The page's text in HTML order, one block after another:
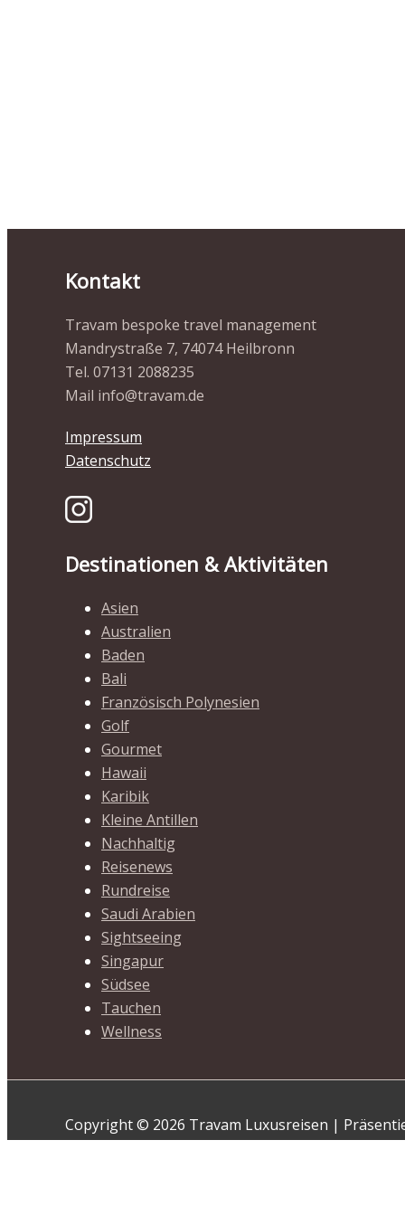
Kontakt
Travam bespoke travel management
Mandrystraße 7, 74074 Heilbronn
Tel. 07131 2088235
Mail info@travam.de
Impressum
Datenschutz
Destinationen & Aktivitäten
Asien
Australien
Baden
Bali
Französisch Polynesien
Golf
Gourmet
Hawaii
Karibik
Kleine Antillen
Nachhaltig
Reisenews
Rundreise
Saudi Arabien
Sightseeing
Singapur
Südsee
Tauchen
Wellness
Copyright © 2026 Travam Luxusreisen |